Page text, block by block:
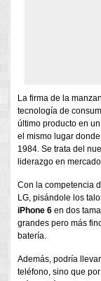
La firma de la
tecnología de
último producto en
el mismo lugar donde
1984. Se trata del
liderazgo en
Con la competencia
LG, pisándole los
iPhone 6 en dos
grandes pero más
batería.
Además, podría
teléfono, sino que